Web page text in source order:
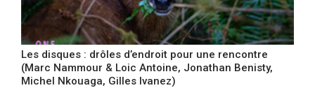
Les disques : drôles d’endroit pour une rencontre
(Marc Nammour & Loic Antoine, Jonathan Benisty,
Michel Nkouaga, Gilles Ivanez)